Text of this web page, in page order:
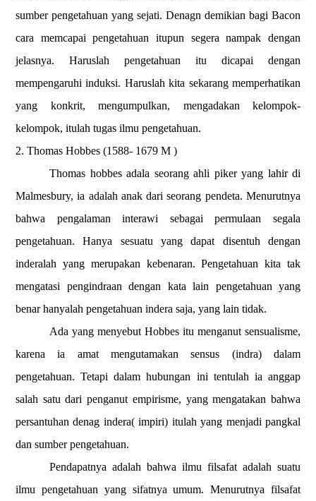
sumber pengetahuan yang sejati. Denagn demikian bagi Bacon
cara memcapai pengetahuan itupun segera nampak dengan
jelasnya. Haruslah pengetahuan itu dicapai dengan
mempengaruhi induksi. Haruslah kita sekarang memperhatikan
yang konkrit, mengumpulkan, mengadakan kelompok-
kelompok, itulah tugas ilmu pengetahuan.
2. Thomas Hobbes (1588- 1679 M )
Thomas hobbes adala seorang ahli piker yang lahir di
Malmesbury, ia adalah anak dari seorang pendeta. Menurutnya
bahwa pengalaman interawi sebagai permulaan segala
pengetahuan. Hanya sesuatu yang dapat disentuh dengan
inderalah yang merupakan kebenaran. Pengetahuan kita tak
mengatasi pengindraan dengan kata lain pengetahuan yang
benar hanyalah pengetahuan indera saja, yang lain tidak.
Ada yang menyebut Hobbes itu menganut sensualisme,
karena ia amat mengutamakan sensus (indra) dalam
pengetahuan. Tetapi dalam hubungan ini tentulah ia anggap
salah satu dari penganut empirisme, yang mengatakan bahwa
persantuhan denag indera( impiri) itulah yang menjadi pangkal
dan sumber pengetahuan.
Pendapatnya adalah bahwa ilmu filsafat adalah suatu
ilmu pengetahuan yang sifatnya umum. Menurutnya filsafat